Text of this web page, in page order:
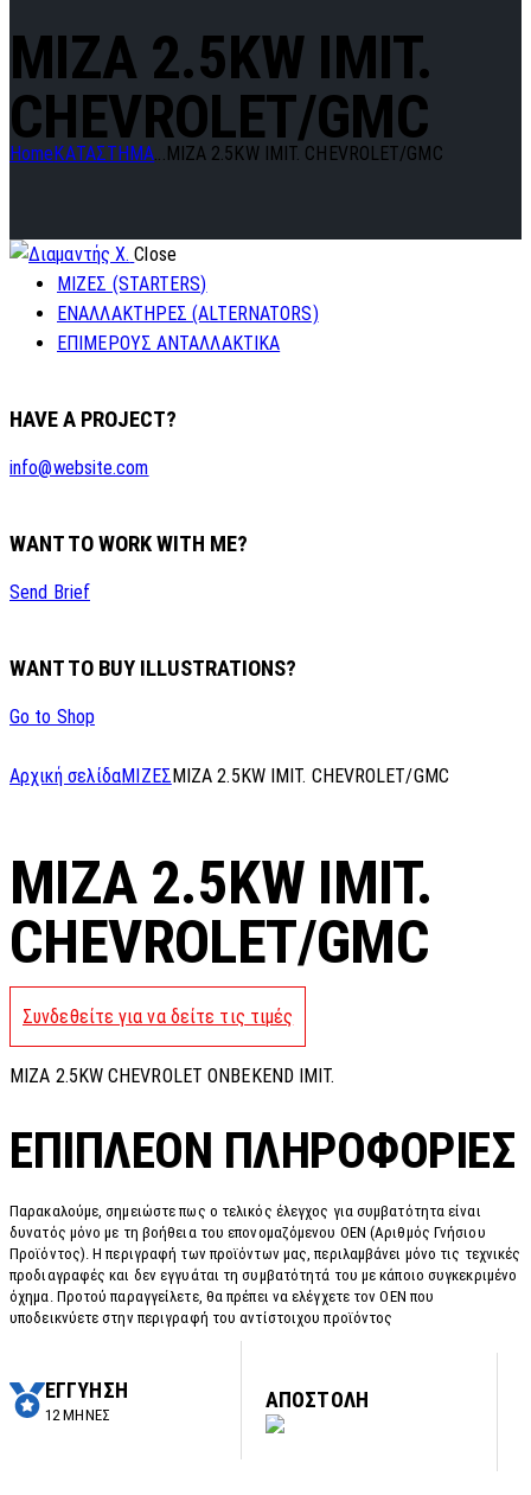
MIZA 2.5KW IMIT.
CHEVROLET/GMC
Home ΚΑΤΑΣΤΗΜΑ... MIZA 2.5KW IMIT. CHEVROLET/GMC
Close
ΜΙΖΕΣ (STARTERS)
ΕΝΑΛΛΑΚΤΗΡΕΣ (ALTERNATORS)
ΕΠΙΜΕΡΟΥΣ ΑΝΤΑΛΛΑΚΤΙΚΑ
HAVE A PROJECT?
info@website.com
WANT TO WORK WITH ME?
Send Brief
WANT TO BUY ILLUSTRATIONS?
Go to Shop
Αρχική σελίδαΜΙΖΕΣ MIZA 2.5KW IMIT. CHEVROLET/GMC
MIZA 2.5KW IMIT.
CHEVROLET/GMC
Συνδεθείτε για να δείτε τις τιμές
MIZA 2.5KW CHEVROLET ONBEKEND IMIT.
ΕΠΙΠΛΈΟΝ ΠΛΗΡΟΦΟΡΊΕΣ
Παρακαλούμε, σημειώστε πως ο τελικός έλεγχος για συμβατότητα είναι
δυνατός μόνο με τη βοήθεια του επονομαζόμενου OEN (Αριθμός Γνήσιου
Προϊόντος). Η περιγραφή των προϊόντων μας, περιλαμβάνει μόνο τις τεχνικές
προδιαγραφές και δεν εγγυάται τη συμβατότητά του με κάποιο συγκεκριμένο
όχημα. Προτού παραγγείλετε, θα πρέπει να ελέγχετε τον OEN που
υποδεικνύετε στην περιγραφή του αντίστοιχου προϊόντος
ΕΓΓΥΗΣΗ
12 ΜΗΝΕΣ
ΑΠΟΣΤΟΛΗ